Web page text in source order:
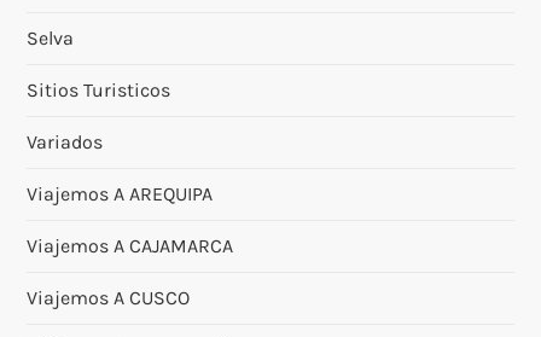
Selva
Sitios Turisticos
Variados
Viajemos A AREQUIPA
Viajemos A CAJAMARCA
Viajemos A CUSCO